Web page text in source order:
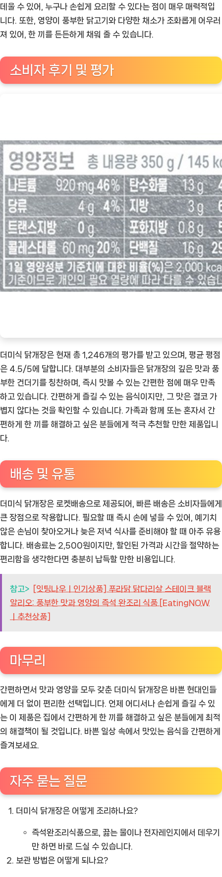
데울 수 있어, 누구나 손쉽게 요리할 수 있다는 점이 매우 매력적입
니다. 또한, 영양이 풍부한 닭고기와 다양한 채소가 조화롭게 어우러
져 있어, 한 끼를 든든하게 채워 줄 수 있습니다.
소비자 후기 및 평가
더미식 닭개장은 현재 총 1,246개의 평가를 받고 있으며, 평균 평점
은 4.5/5에 달합니다. 대부분의 소비자들은 닭개장의 깊은 맛과 풍
부한 건더기를 칭찬하며, 즉시 맛볼 수 있는 간편한 점에 매우 만족
하고 있습니다. 간편하게 즐길 수 있는 음식이지만, 그 맛은 결코 가
볍지 않다는 것을 확인할 수 있습니다. 가족과 함께 또는 혼자서 간
편하게 한 끼를 해결하고 싶은 분들에게 적극 추천할 만한 제품입니
다.
배송 및 유통
더미식 닭개장은 로켓배송으로 제공되어, 빠른 배송은 소비자들에게
큰 장점으로 작용합니다. 필요할 때 즉시 손에 넣을 수 있어, 예기치
않은 손님이 찾아오거나 늦은 저녁 식사를 준비해야 할 때 아주 유용
합니다. 배송료는 2,500원이지만, 할인된 가격과 시간을 절약하는
편리함을 생각한다면 충분히 납득할 만한 비용입니다.
참고> [잇팅나우ㅣ인기상품] 푸라닭 닭다리살 스테이크 블랙
알리오: 풍부한 맛과 영양의 즉석 완조리 식품 [EatingNOW
ㅣ추천상품]
마무리
간편하면서 맛과 영양을 모두 갖춘 더미식 닭개장은 바쁜 현대인들
에게 더 없이 편리한 선택입니다. 언제 어디서나 손쉽게 즐길 수 있
는 이 제품은 집에서 간편하게 한 끼를 해결하고 싶은 분들에게 최적
의 해결책이 될 것입니다. 바쁜 일상 속에서 맛있는 음식을 간편하게
즐겨보세요.
자주 묻는 질문
더미식 닭개장은 어떻게 조리하나요?
즉석완조리식품으로, 끓는 물이나 전자레인지에서 데우기
만 하면 바로 드실 수 있습니다.
보관 방법은 어떻게 되나요?